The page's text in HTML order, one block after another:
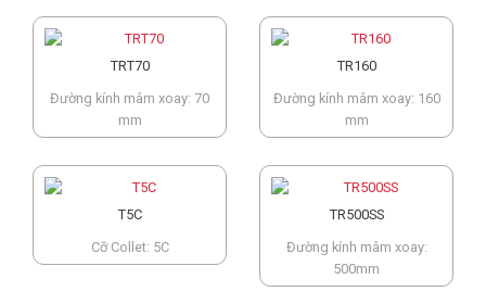
TRT70
Đường kính mâm xoay: 70
mm
TR160
Đường kính mâm xoay: 160
mm
T5C
Cỡ Collet: 5C
TR500SS
Đường kính mâm xoay:
500mm